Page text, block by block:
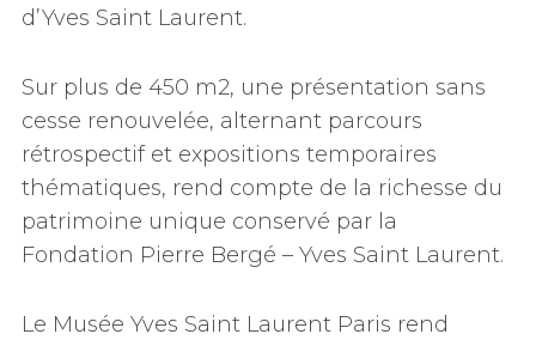
d’Yves Saint Laurent.
Sur plus de 450 m2, une présentation sans
cesse renouvelée, alternant parcours
rétrospectif et expositions temporaires
thématiques, rend compte de la richesse du
patrimoine unique conservé par la
Fondation Pierre Bergé – Yves Saint Laurent.
Le Musée Yves Saint Laurent Paris rend